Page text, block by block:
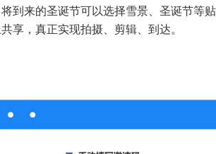
到来的圣诞节可以选择雪景、圣诞节等
享，真正实现拍摄、剪辑、到达。